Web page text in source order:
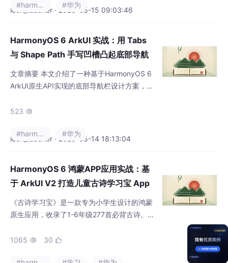
时序、核心代码三个层面展开，重点解析了20
管理等关键技术点。
leon_teacher · 2026-05-15 09:03:46
#harmonyos #华为
HarmonyOS 6 ArkUI 实战：用 Tabs
与 Shape Path 手写凹槽凸起底部导航
栏
文章摘要 本文介绍了一种基于HarmonyOS 6
ArkUI原生API实现的底部导航栏设计方案，通
对定位实现中央凸起按钮，完全零三方依赖。
523 
leon_teacher · 2026-05-14 18:13:04
#harmonyos #华为
HarmonyOS 6 鸿蒙APP应用实战：基
于 ArkUI V2 打造儿童古诗学习宝 App
从 0 到 1
《古诗学习宝》是一款专为小学生设计的鸿蒙
原生应用，收录了1-6年级277首必背古诗。该
题/听音造句）、自动错题本功能和游戏化激励
1065  30 